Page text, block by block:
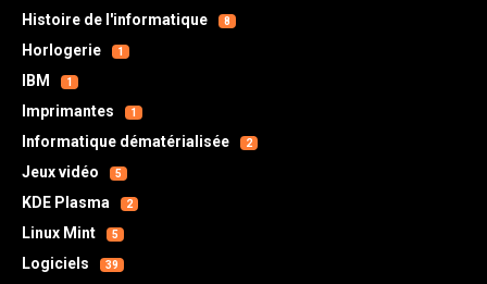
Histoire de l'informatique 8
Horlogerie 1
IBM 1
Imprimantes 1
Informatique dématérialisée 2
Jeux vidéo 5
KDE Plasma 2
Linux Mint 5
Logiciels 39